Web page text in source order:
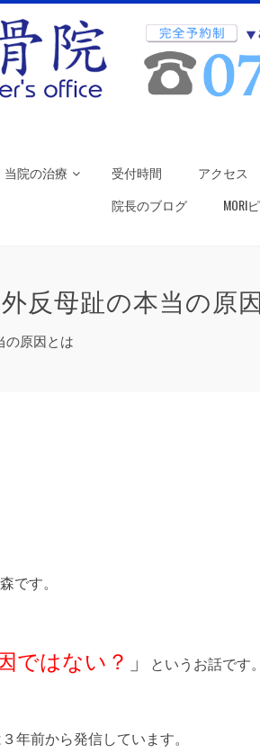
当院の治療 受付時間 アクセス
院長のブログ
MORI
反母趾の本当の原
の原因とは
です。
ではない？ 」 というお話です。
年前から発信しています。